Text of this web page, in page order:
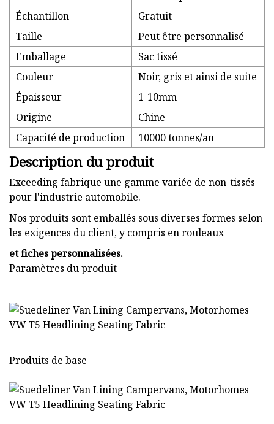
Échantillon
Gratuit
Taille
Peut être personnalisé
Emballage
Sac tissé
Couleur
Noir, gris et ainsi de suite
Épaisseur
1-10mm
Origine
Chine
Capacité de production
10000 tonnes/an
Description du produit
Exceeding fabrique une gamme variée de non-tissés
pour l'industrie automobile.
Nos produits sont emballés sous diverses formes selon
les exigences du client, y compris en rouleaux
et fiches personnalisées.
Paramètres du produit
Produits de base